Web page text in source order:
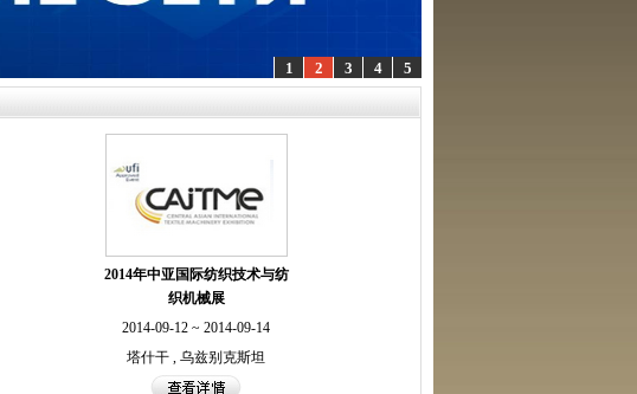
5
4
3
2
1
2014年中亚国际纺织技术与纺
织机械展
2014-09-12 ~ 2014-09-14
塔什干 , 乌兹别克斯坦